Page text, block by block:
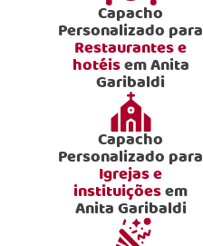
Capacho
Personalizado para
Restaurantes e
hotéisem Anita
Garibaldi
Capacho
Personalizado para
Igrejas e
instituiçõesem
Anita Garibaldi